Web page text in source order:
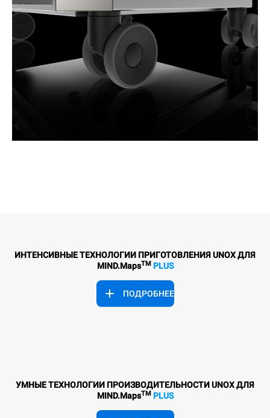
ИНТЕНСИВНЫЕ ТЕХНОЛОГИИ ПРИГОТОВЛЕНИЯ UNOX ДЛЯ
MIND.MapsTM PLUS
ПОДРОБНЕЕ
УМНЫЕ ТЕХНОЛОГИИ ПРОИЗВОДИТЕЛЬНОСТИ UNOX ДЛЯ
MIND.MapsTM PLUS